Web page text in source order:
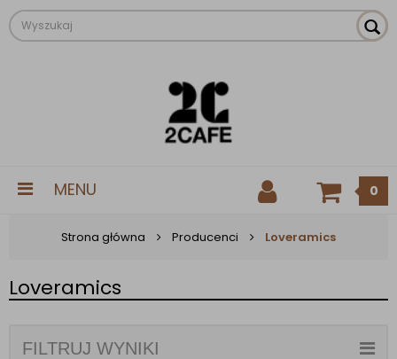
MENU 0
Strona główna Producenci Loveramics
Loveramics
FILTRUJ WYNIKI